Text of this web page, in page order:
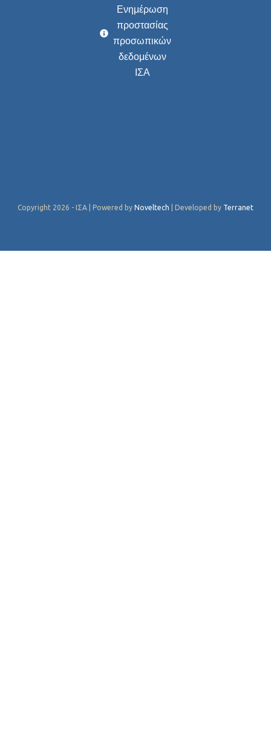
Ενημέρωση
προστασίας
προσωπικών
δεδομένων
ΙΣΑ
Copyright 2026 - ΙΣΑ | Powered by Noveltech | Developed by Terranet